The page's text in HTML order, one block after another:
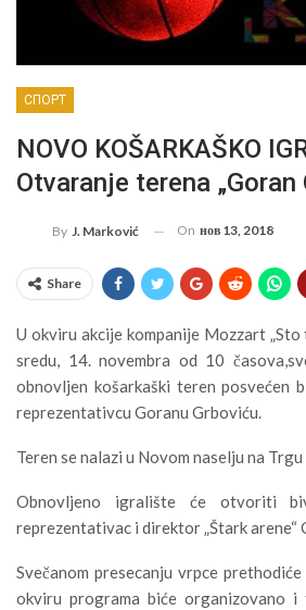
СПОРТ
NOVO KOŠARKAŠKO
Otvaranje terena „Goran
By J. Marković On нов 13, 2018
Share
U okviru akcije kompanije Mozzart „Sto
sredu, 14. novembra od 10
obnovljen košarkaški teren posvećen
reprezentativcu Goranu Grboviću.
Teren se nalazi u Novom naselju na
Obnovljeno igralište će otvoriti
reprezentativac i direktor „Štark arene“
Svečanom presecanju vrpce
okviru programa biće organizovano i